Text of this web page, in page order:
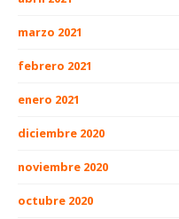
marzo 2021
febrero 2021
enero 2021
diciembre 2020
noviembre 2020
octubre 2020